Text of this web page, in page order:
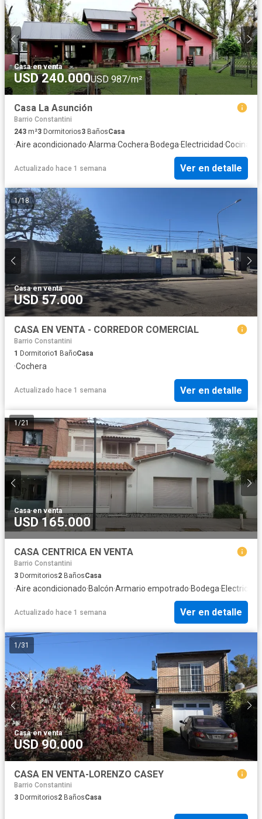
Casa·en venta
USD 240.000USD 987/m²
Casa La Asunción
Barrio Constantini
243 m²3 Dormitorios3 BañosCasa
·Aire acondicionado·Alarma·Cochera·Bodega·Electricidad·Cocina
Actualizado hace 1 semana Ver en detalle
1/18
Casa·en venta
USD 57.000
CASA EN VENTA - CORREDOR COMERCIAL
Barrio Constantini
1 Dormitorio1 BañoCasa
·Cochera
Actualizado hace 1 semana Ver en detalle
1/21
Casa·en venta
USD 165.000
CASA CENTRICA EN VENTA
Barrio Constantini
3 Dormitorios2 BañosCasa
·Aire acondicionado·Balcón·Armario empotrado·Bodega·
Actualizado hace 1 semana Ver en detalle
1 /31
Casa·en venta
USD 90.000
CASA EN VENTA-LORENZO CASEY
Barrio Constantini
3 Dormitorios2 BañosCasa